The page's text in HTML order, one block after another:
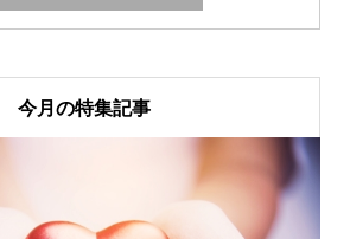
今月の特集記事